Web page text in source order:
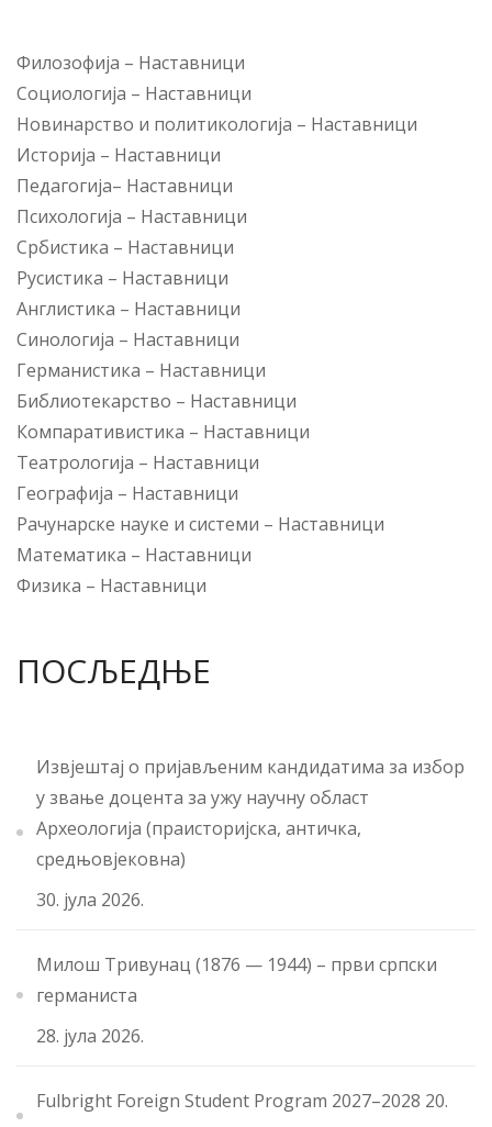
Филозофија – Наставници
Социологија – Наставници
Новинарство и политикологија – Наставници
Историја – Наставници
Педагогија– Наставници
Психологија – Наставници
Србистика – Наставници
Русистика – Наставници
Англистика – Наставници
Синологија – Наставници
Германистика – Наставници
Библиотекарство – Наставници
Компаративистика – Наставници
Театрологија – Наставници
Географија – Наставници
Рачунарске науке и системи – Наставници
Математика – Наставници
Физика – Наставници
ПОСЉЕДЊЕ
Извјештај о пријављеним кандидатима за избор
у звање доцента за ужу научну област
Археологија (праисторијска, античка,
средњовјековна)
30. јула 2026.
Милош Тривунац (1876 — 1944) – први српски
германиста
28. јула 2026.
Fulbright Foreign Student Program 2027–2028 20.